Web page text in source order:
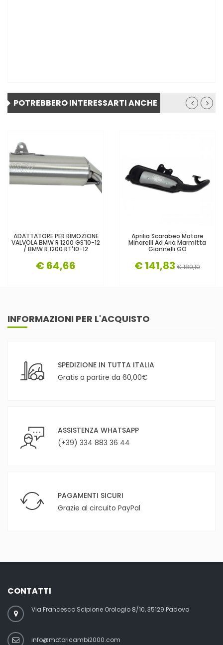
POTREBBERO INTERESSARTI ANCHE
ADATTATORE PER RIMOZIONE
VALVOLA BMW R 1200 GS'10-12
/ BMW R 1200 RT'10-12
€ 64,66
Aprilia Scarabeo Motore
Minarelli Ad Aria Marmitta
Giannelli GO
€ 141,83 € 189,10
INFORMAZIONI PER L'ACQUISTO
SPEDIZIONE IN TUTTA ITALIA
Gratis a partire da 60,00€
ASSISTENZA WHATSAPP
(+39) 334 883 36 44
PAGAMENTI SICURI
Grazie al circuito PayPal
CONTATTI
Via Francesco Scipione Orologio 8/10, 35129 Padova
info@motoricambi2000.com